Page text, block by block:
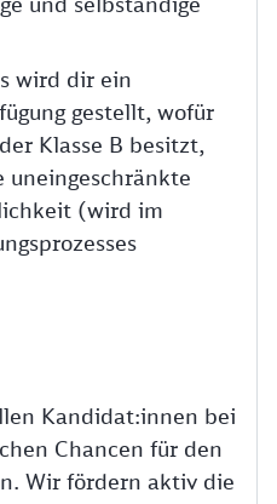
wird dir ein
gestellt, wofür
Klasse B besitzt,
uneingeschränkte
(wird im
Kandidat:innen bei
Chancen für den
Wir fördern aktiv die